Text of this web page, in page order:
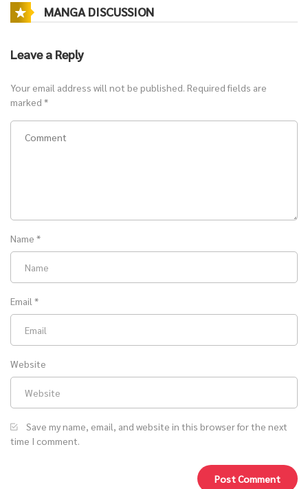
MANGA DISCUSSION
Leave a Reply
Your email address will not be published. Required fields are
marked *
Name *
Email *
Website
Save my name, email, and website in this browser for the next
time I comment.